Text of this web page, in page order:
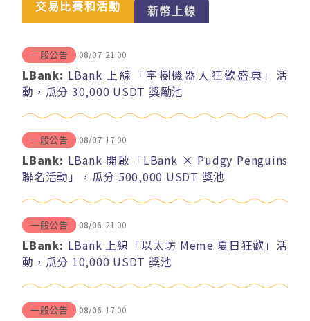
交易比賽和活動 新幣上線
一般公告 08/07 21:00
LBank: LBank 上線「宇樹機器人狂歡盛典」活
動，瓜分 30,000 USDT 獎勵池
一般公告 08/07 17:00
LBank: LBank 開啟「LBank × Pudgy Penguins
聯名活動」，瓜分 500,000 USDT 獎池
一般公告 08/06 21:00
LBank: LBank 上線「以太坊 Meme 夏日狂歡」活
動，瓜分 10,000 USDT 獎池
一般公告 08/06 17:00